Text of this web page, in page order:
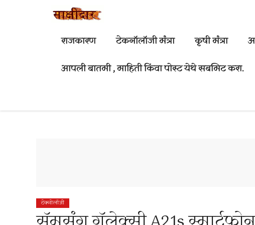
राजकारण टेकनॉलॉजी मंत्रा कृषी मंत्रा
आपली बातमी , माहिती किंवा पोस्ट येथे सबमिट करा.
टेक्नोलॉजी